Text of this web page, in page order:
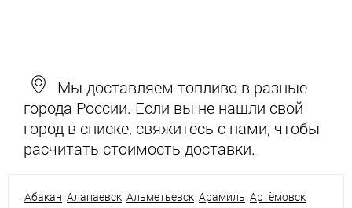
Мы доставляем топливо в разные
города России. Если вы не нашли свой
город в списке, свяжитесь с нами, чтобы
расчитать стоимость доставки.
Абакан Алапаевск Альметьевск Арамиль Артёмовск